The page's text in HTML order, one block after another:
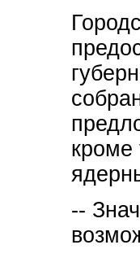
кроме
--